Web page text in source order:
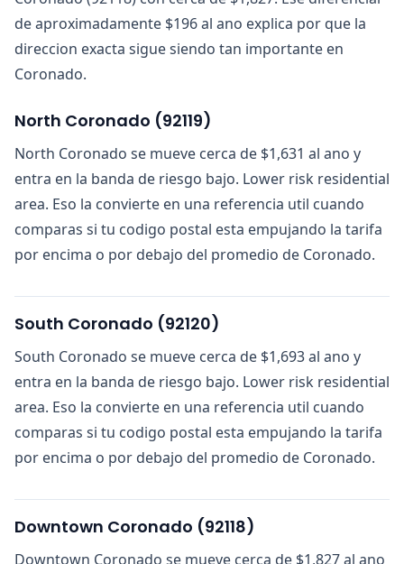
de aproximadamente $196 al ano explica por que la
direccion exacta sigue siendo tan importante en
Coronado.
North Coronado (92119)
North Coronado se mueve cerca de $1,631 al ano y
entra en la banda de riesgo bajo. Lower risk residential
area. Eso la convierte en una referencia util cuando
comparas si tu codigo postal esta empujando la tarifa
por encima o por debajo del promedio de Coronado.
South Coronado (92120)
South Coronado se mueve cerca de $1,693 al ano y
entra en la banda de riesgo bajo. Lower risk residential
area. Eso la convierte en una referencia util cuando
comparas si tu codigo postal esta empujando la tarifa
por encima o por debajo del promedio de Coronado.
Downtown Coronado (92118)
Downtown Coronado se mueve cerca de $1,827 al ano